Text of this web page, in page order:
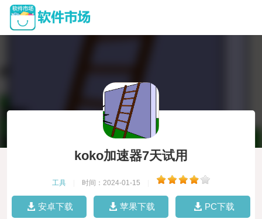
koko加速器7天试用
工具 时间：2024-01-15
安卓下载 苹果下载 PC下载